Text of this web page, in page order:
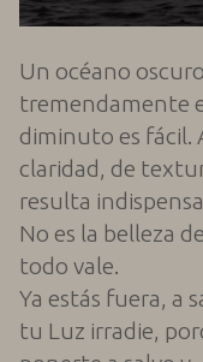
Un océano
tremendamente
diminuto es fácil.
claridad, de
resulta
No es la belleza
todo vale.
Ya estás fuera, a
tu Luz irradie,